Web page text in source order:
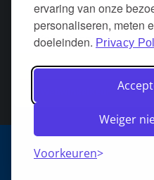
ervaring van onze
personaliseren, meten
doeleinden. Privacy
Weiger
Voorkeuren
Algemene voorwaarden